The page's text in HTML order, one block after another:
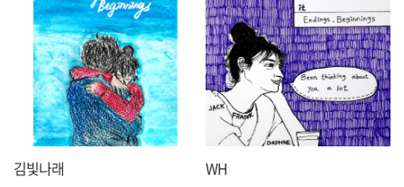
김빛나래 WH